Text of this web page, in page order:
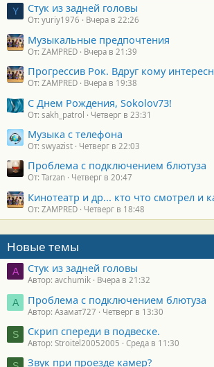
Y Стук из задней головы
От: yuriy1976 Вчера в 22:26
Музыкальные предпочтения
От: ZAMPRED Вчера в 21:39
Прогрессив Рок. Вдруг кому
От: ZAMPRED Вчера в 19:38
С Днем Рождения, Sokolov73!
От: sakh_patrol Четверг в 23:31
Музыка с телефона
От: swyazist Четверг в 22:03
Проблема с подключением блютуза
От: Tarzan Четверг в 20:47
Кинотеатр и др... кто что смотрел и
От: ZAMPRED Четверг в 18:48
Новые темы
A Стук из задней головы
Автор: avchumik Вчера в 21:32
А Проблема с подключением блютуза
Автор: Азамат727 Четверг в 13:30
S Скрип спереди в подвеске.
Автор: Stroitel20052005 Среда в 11:30
Звук при проезде камер?